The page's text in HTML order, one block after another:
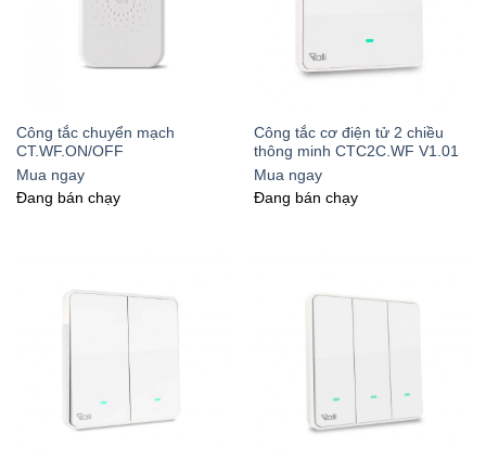
Công tắc chuyển mạch
CT.WF.ON/OFF
Mua ngay
Đang bán chạy
Công tắc cơ điện tử 2 chiều
thông minh CTC2C.WF V1.01
Mua ngay
Đang bán chạy